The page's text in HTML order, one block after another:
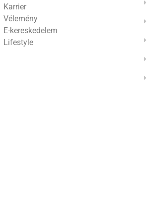
Karrier
Vélemény
E-kereskedelem
Lifestyle